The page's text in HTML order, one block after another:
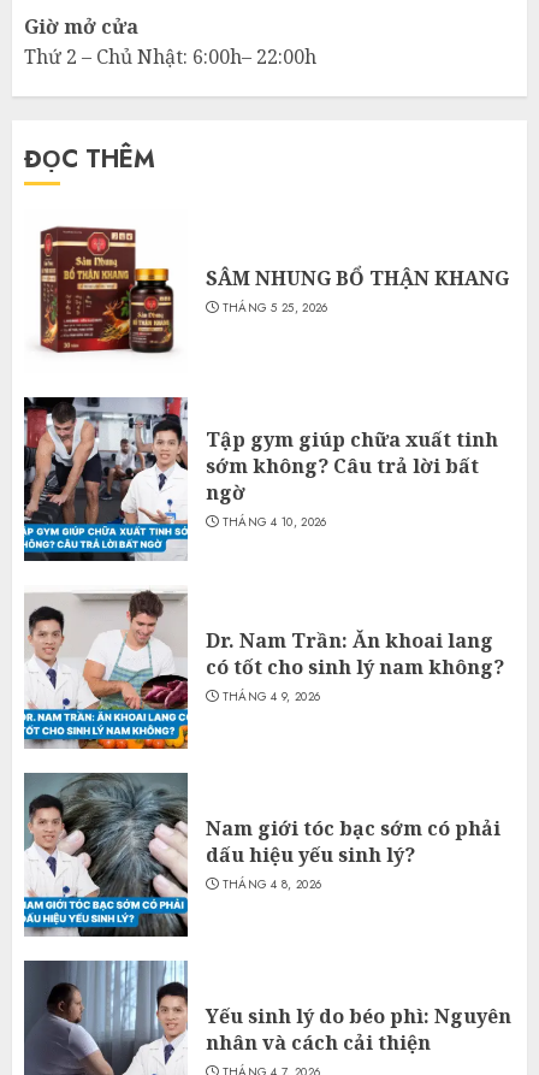
Giờ mở cửa
Thứ 2 – Chủ Nhật: 6:00h– 22:00h
ĐỌC THÊM
SÂM NHUNG BỔ THẬN KHANG
THÁNG 5 25, 2026
Tập gym giúp chữa xuất tinh
sớm không? Câu trả lời bất
ngờ
THÁNG 4 10, 2026
Dr. Nam Trần: Ăn khoai lang
có tốt cho sinh lý nam không?
THÁNG 4 9, 2026
Nam giới tóc bạc sớm có phải
dấu hiệu yếu sinh lý?
THÁNG 4 8, 2026
Yếu sinh lý do béo phì: Nguyên
nhân và cách cải thiện